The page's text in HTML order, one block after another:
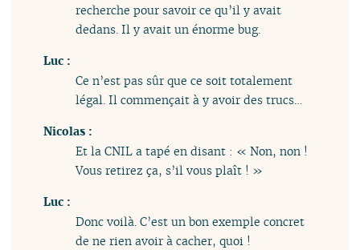
recherche pour savoir ce qu’il y avait
dedans. Il y avait un énorme bug.
Luc :
Ce n’est pas sûr que ce soit totalement
légal. Il commençait à y avoir des trucs…
Nicolas :
Et la CNIL a tapé en disant : « Non, non !
Vous retirez ça, s’il vous plaît ! »
Luc :
Donc voilà. C’est un bon exemple concret
de ne rien avoir à cacher, quoi !